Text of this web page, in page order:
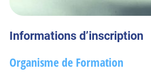
Informations d’inscription
Organisme de Formation